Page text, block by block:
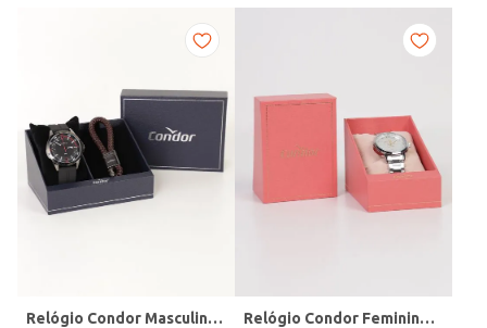
Relógio Condor Masculino PRETO Relógio Condor Feminino PRATA